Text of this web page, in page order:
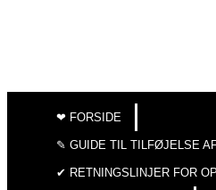
CONTENT
❤︎ FORSIDE
✎ GUIDE TIL TILFØJELSE
✔︎ RETNINGSLINJER FOR